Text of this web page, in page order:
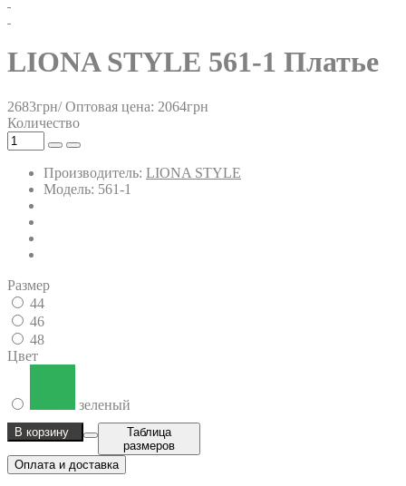
LIONA STYLE 561-1 Платье
2683грн/ Оптовая цена: 2064грн
Количество
Производитель: LIONA STYLE
Модель: 561-1
Размер
44
46
48
Цвет
зеленый
В корзину
Таблица
размеров
Оплата и доставка